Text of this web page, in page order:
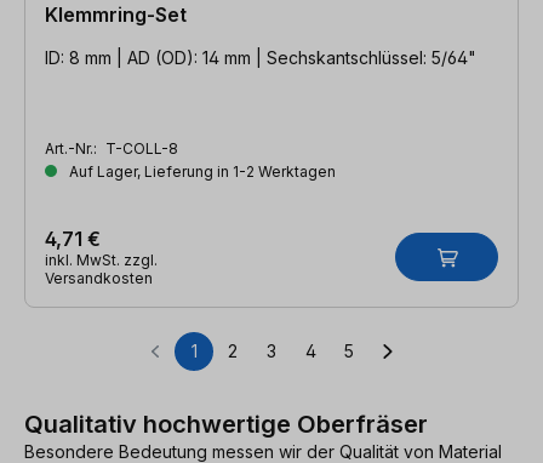
Klemmring-Set
ID: 8 mm | AD (OD): 14 mm | Sechskantschlüssel: 5/64"
Art.-Nr.: T-COLL-8
Auf Lager, Lieferung in 1-2 Werktagen
4,71 €
inkl. MwSt. zzgl.
Versandkosten
Seite
1 Seite
2 Seite
3 Seite
4 Seite
5
Qualitativ hochwertige Oberfräser
Besondere Bedeutung messen wir der Qualität von Material